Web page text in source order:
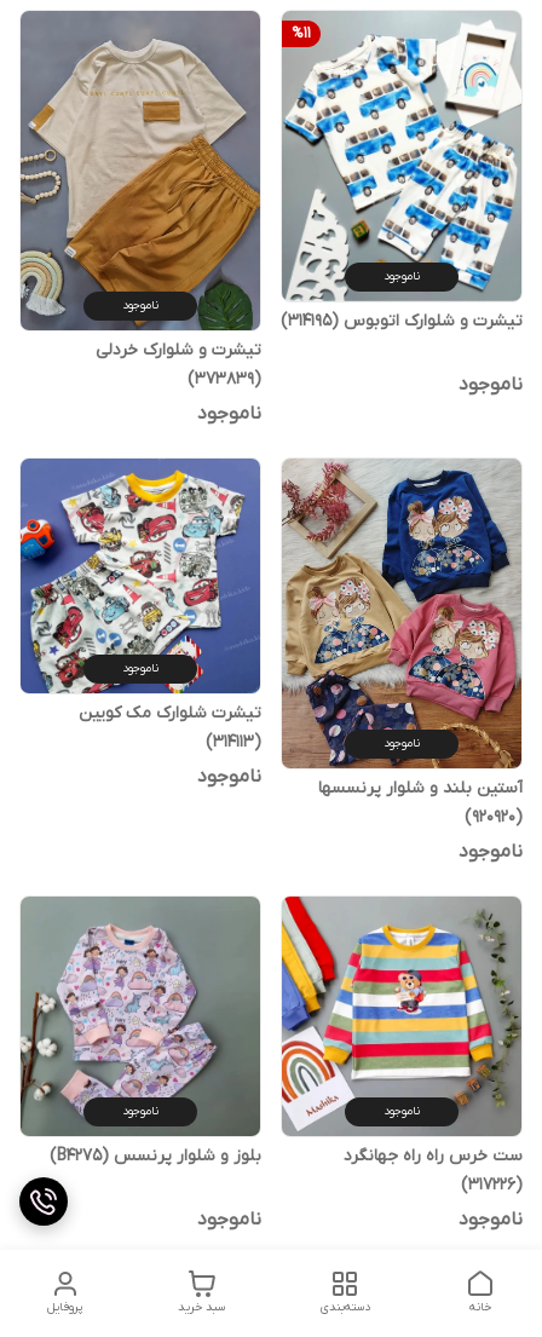
%11
ناموجود
تیشرت و شلوارک اتوبوس (314195)
ناموجود
ناموجود
تیشرت و شلوارک خردلی
(373839)
ناموجود
ناموجود
آستین بلند و شلوار پرنسسها
(920920)
ناموجود
ناموجود
تیشرت شلوارک مک کویین
(314113)
ناموجود
ناموجود
ست خرس راه راه جهانگرد
(317226)
ناموجود
ناموجود
بلوز و شلوار پرنسس (B4275)
ناموجود
پروفایل سبد خرید دسته‌بندی خانه